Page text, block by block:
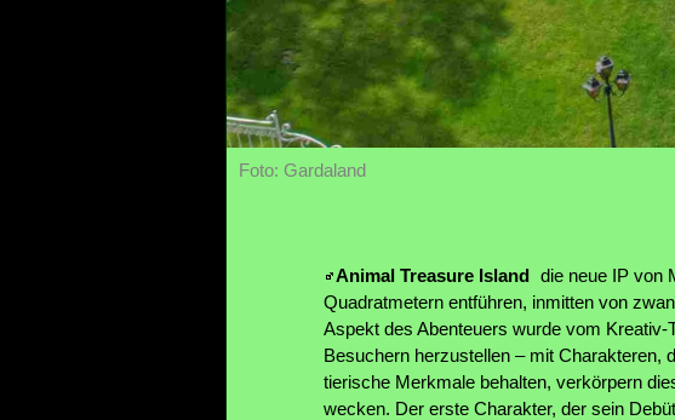
Foto: Gardaland
Animal Treasure Island die neue IP von
Quadratmetern entführen, inmitten von
Aspekt des Abenteuers wurde vom
Besuchern herzustellen – mit Charakteren,
tierische Merkmale behalten, verkörpern
wecken. Der erste Charakter, der sein